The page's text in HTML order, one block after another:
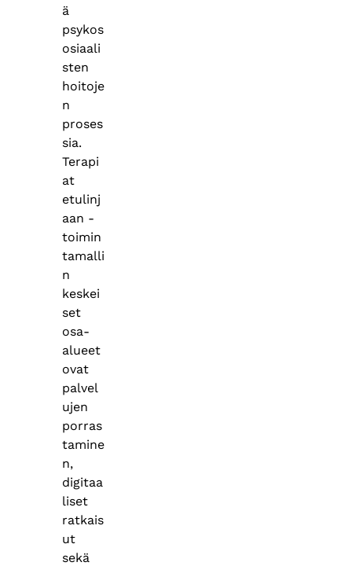
ä
psykos
osiaali
sten
hoitoje
n
proses
sia.
Terapi
at
etulinj
aan -
toimin
tamalli
n
keskei
set
osa-
alueet
ovat
palvel
ujen
porras
tamine
n,
digitaa
liset
ratkais
ut
sekä